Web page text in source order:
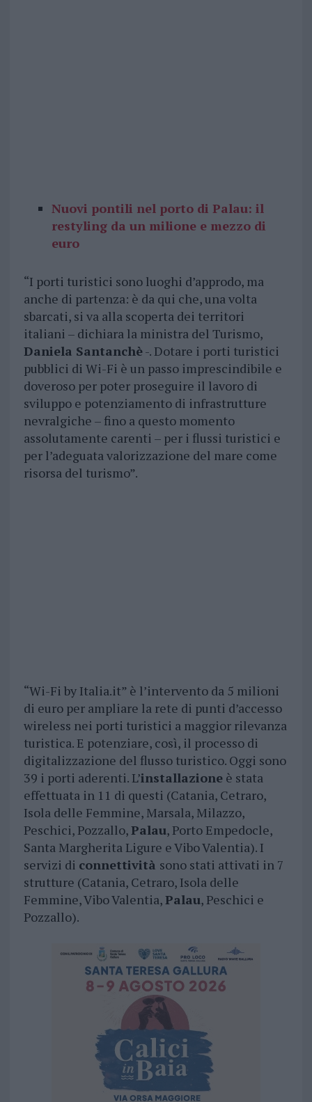
Nuovi pontili nel porto di Palau: il
restyling da un milione e mezzo di
euro
“I porti turistici sono luoghi d’approdo, ma
anche di partenza: è da qui che, una volta
sbarcati, si va alla scoperta dei territori
italiani – dichiara la ministra del Turismo,
Daniela Santanchè-. Dotare i porti turistici
pubblici di Wi-Fi è un passo imprescindibile e
doveroso per poter proseguire il lavoro di
sviluppo e potenziamento di infrastrutture
nevralgiche – fino a questo momento
assolutamente carenti – per i flussi turistici e
per l’adeguata valorizzazione del mare come
risorsa del turismo”.
“Wi-Fi by Italia.it” è l’intervento da 5 milioni
di euro per ampliare la rete di punti d’accesso
wireless nei porti turistici a maggior rilevanza
turistica. E potenziare, così, il processo di
digitalizzazione del flusso turistico. Oggi sono
39 i porti aderenti. L’installazioneè stata
effettuata in 11 di questi (Catania, Cetraro,
Isola delle Femmine, Marsala, Milazzo,
Peschici, Pozzallo,Palau, Porto Empedocle,
Santa Margherita Ligure e Vibo Valentia). I
servizi di connettività sono stati attivati in 7
strutture (Catania, Cetraro, Isola delle
Femmine, Vibo Valentia,Palau, Peschici e
Pozzallo).